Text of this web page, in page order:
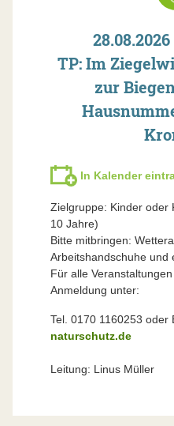
28.08.2026
TP: Im
zur
In Kalender
Zielgruppe: Kinder oder
10 Jahre)
Bitte mitbringen:
Arbeitshandschuhe und
Für alle
Anmeldung unter:
Tel. 0170 1160253 oder
naturschutz.de
Leitung: Linus Müller